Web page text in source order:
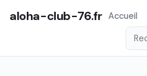
aloha-club-76.fr Accueil